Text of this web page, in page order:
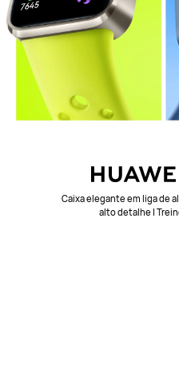
Caixa elegante em liga de
alto detalhe |